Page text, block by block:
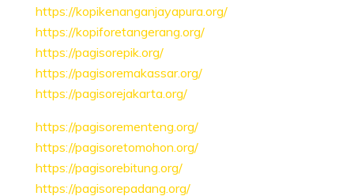
https://kopikenanganjayapura.org/
https://kopiforetangerang.org/
https://pagisorepik.org/
https://pagisoremakassar.org/
https://pagisorejakarta.org/
https://pagisorementeng.org/
https://pagisoretomohon.org/
https://pagisorebitung.org/
https://pagisorepadang.org/